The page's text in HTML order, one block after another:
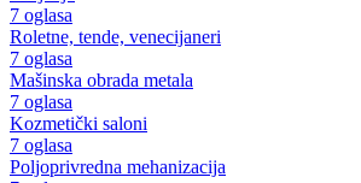
7 oglasa
Roletne, tende, venecijaneri
7 oglasa
Mašinska obrada metala
7 oglasa
Kozmetički saloni
7 oglasa
Poljoprivredna mehanizacija